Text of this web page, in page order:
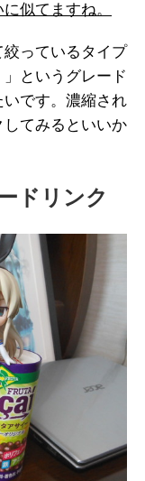
似てますね。
っているタイプ
というグレード
です。濃縮され
てみるといいか
ドリンク